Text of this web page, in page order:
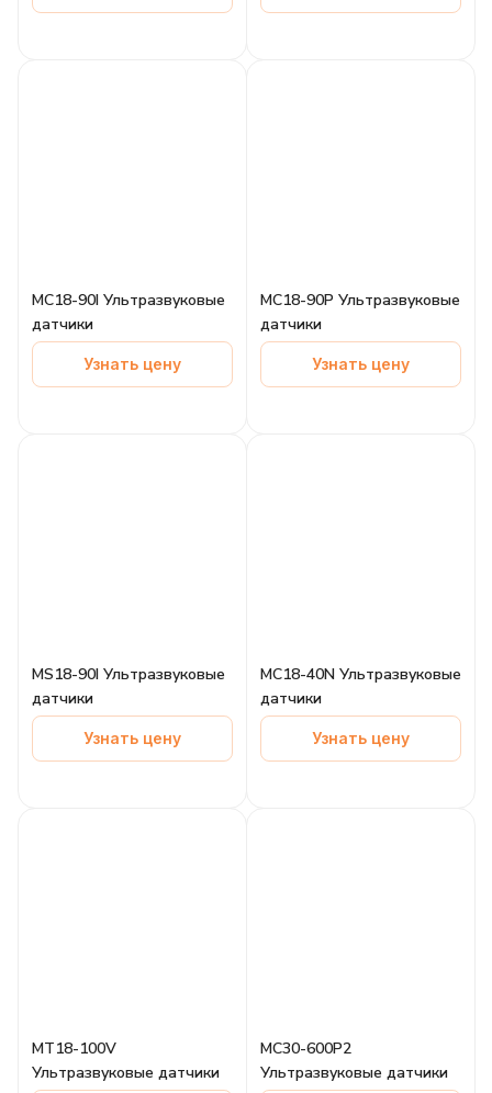
MC18-90I Ультразвуковые
датчики
Узнать цену
MC18-90P Ультразвуковые
датчики
Узнать цену
MS18-90I Ультразвуковые
датчики
Узнать цену
MC18-40N Ультразвуковые
датчики
Узнать цену
MT18-100V
Ультразвуковые датчики
MC30-600P2
Ультразвуковые датчики